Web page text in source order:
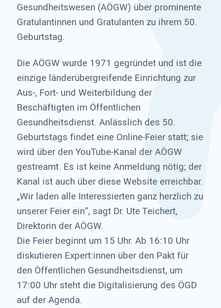
Gesundheitswesen (AÖGW) über prominente
Gratulantinnen und Gratulanten zu ihrem 50.
Geburtstag.
Die AÖGW wurde 1971 gegründet und ist die
einzige länderübergreifende Einrichtung zur
Aus-, Fort- und Weiterbildung der
Beschäftigten im Öffentlichen
Gesundheitsdienst. Anlässlich des 50.
Geburtstags findet eine Online-Feier statt; sie
wird über den YouTube-Kanal der AÖGW
gestreamt. Es ist keine Anmeldung nötig; der
Kanal ist auch über diese Website erreichbar.
„Wir laden alle Interessierten ganz herzlich zu
unserer Feier ein“, sagt Dr. Ute Teichert,
Direktorin der AÖGW.
Die Feier beginnt um 15 Uhr. Ab 16:10 Uhr
diskutieren Expert:innen über den Pakt für
den Öffentlichen Gesundheitsdienst, um
17:00 Uhr steht die Digitalisierung des ÖGD
auf der Agenda.